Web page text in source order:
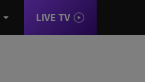
LIVE TV